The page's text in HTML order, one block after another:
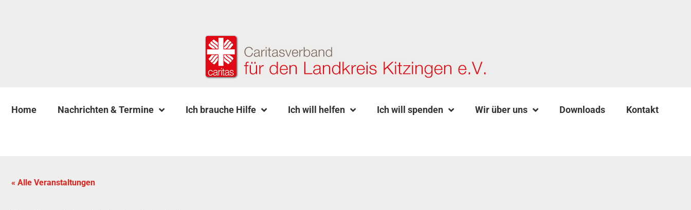
Home Nachrichten & Termine Ich brauche Hilfe Ich will helfen Ich will spenden Wir über uns Downloads Kontakt
« Alle Veranstaltungen